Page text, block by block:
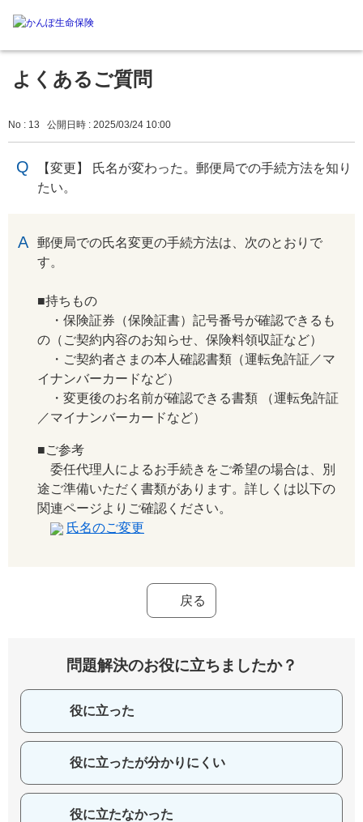
よくあるご質問
No : 13 公開日時 : 2025/03/24 10:00
【変更】 氏名が変わった。郵便局での手続方法を知り
たい。
郵便局での氏名変更の手続方法は、次のとおりで
す。
■持ちもの
・保険証券（保険証書）記号番号が確認できるも
の（ご契約内容のお知らせ、保険料領収証など）
・ご契約者さまの本人確認書類（運転免許証／マ
イナンバーカードなど）
・変更後のお名前が確認できる書類 （運転免許証
／マイナンバーカードなど）
■ご参考
委任代理人によるお手続きをご希望の場合は、別
途ご準備いただく書類があります。詳しくは以下の
関連ページよりご確認ください。
氏名のご変更
戻る
問題解決のお役に立ちましたか？
役に立った
役に立ったが分かりにくい
役に立たなかった